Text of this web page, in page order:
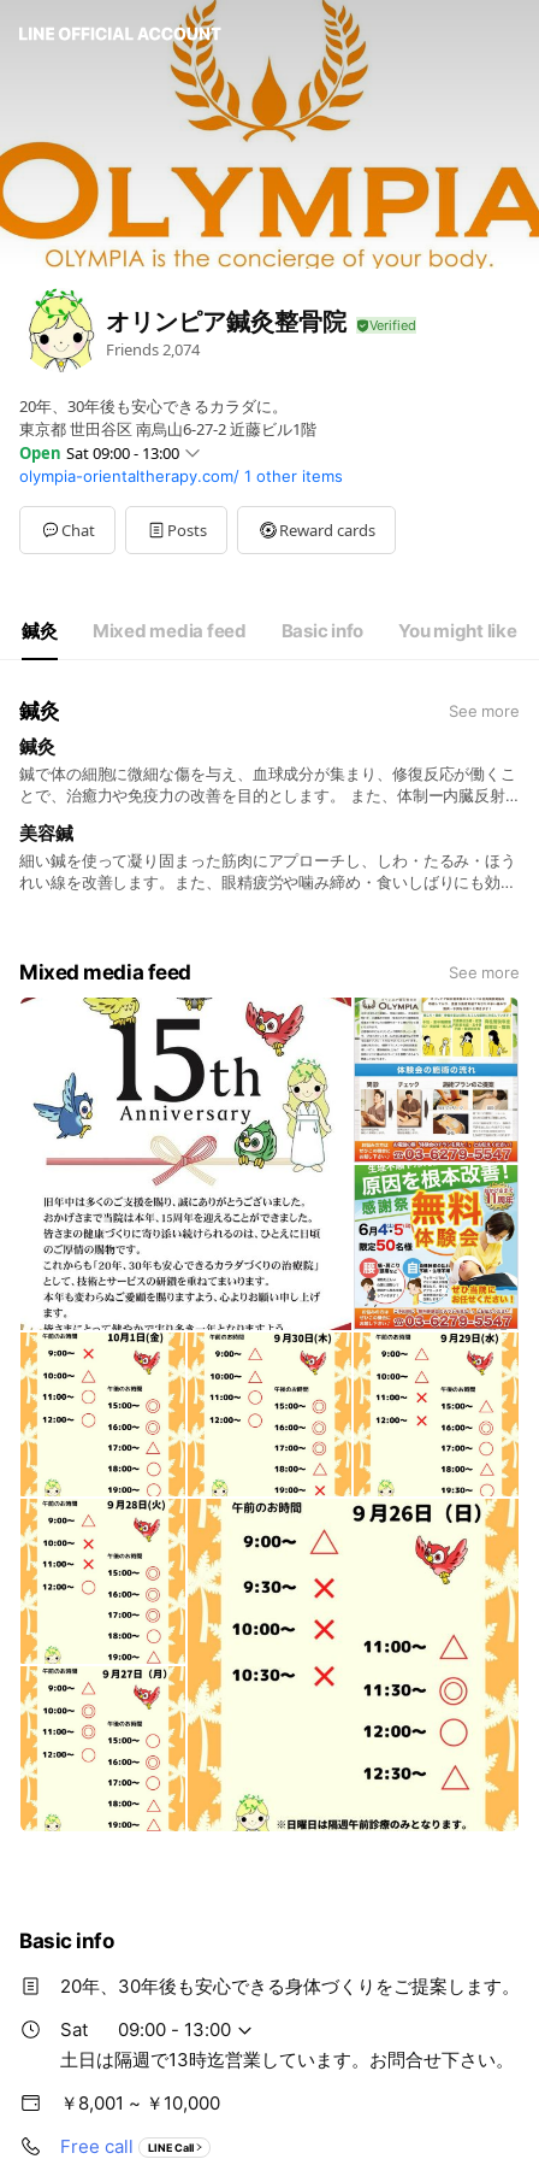
オリンピア鍼灸整骨院
Friends2,074
20年、30年後も安心できるカラダに。
東京都 世田谷区 南烏山6-27-2 近藤ビル1階
Open Sat 09:00 - 13:00
Sun09:30 - 13:00,15:00 - 20:00
Mon09:30 - 13:00,15:00 - 20:00
Tue09:30 - 13:00,15:00 - 20:00
Wed09:30 - 13:00,15:00 - 20:00
Sat 09:00 - 13:00
土日は隔週で13時迄営業しています。お問合せ下さい。
olympia-orientaltherapy.com/ 1 other items
Chat Posts Reward cards
鍼灸 Mixed media feed Basic info You might like
鍼灸 See more
鍼灸
鍼で体の細胞に微細な傷を与え、血球成分が集まり、修復反応が働くこ
とで、治癒力や免疫力の改善を目的とします。 また、体制ー内臓反射
美容鍼
細い鍼を使って凝り固まった筋肉にアプローチし、しわ・たるみ・ほう
れい線を改善します。また、眼精疲労や噛み締め・食いしばりにも効果
Mixed media feed See more
Basic info
20年、30年後も安心できる身体づくりをご提案します。
Sat
09:00 - 13:00
土日は隔週で13時迄営業しています。お問合せ下さい。
￥8,001 ~ ￥10,000
Free call
LINE Call